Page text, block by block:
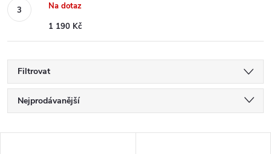
Na dotaz
1 190 Kč
Filtrovat
a
z
Nejprodávanější